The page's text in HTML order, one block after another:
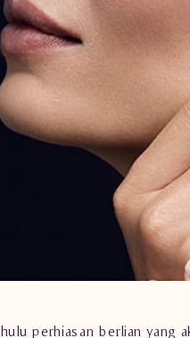
perhiasan berlian yang